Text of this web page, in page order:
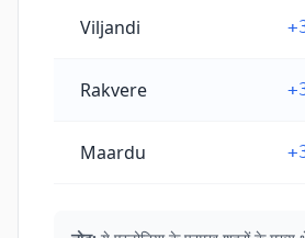
Viljandi
Rakvere
Maardu